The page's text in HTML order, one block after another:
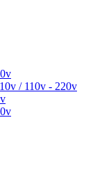
/ 110v - 220v